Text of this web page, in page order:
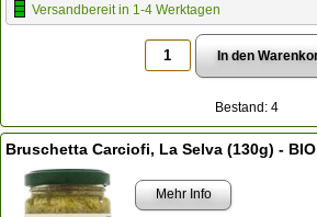
Versandbereit in 1-4 Werktagen
Bestand: 4
Bruschetta Carciofi, La Selva (130g) - BIO
Mehr Info